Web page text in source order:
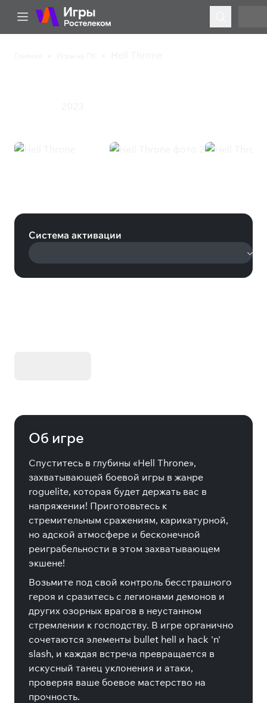
Система активации
Об игре
Спуститесь в глубины «Hell Throne»,
захватывающей боевой игры в жанре
roguelite, которая будет держать вас в
напряжении! Приготовьтесь к
стремительным сражениям, карикатурной,
но адской атмосфере и бесконечной
реиграбельности в этом захватывающем
экшене!
Возьмите под свой контроль бесстрашного
героя и сразитесь с легионами демонов и
других озорных врагов в неустанном
стремлении к господству. В игре органично
сочетаются элементы bullet hell и hack 'n'
slash, и каждая встреча превращается в
искусный танец уклонения и атаки,
проверяя ваше боевое мастерство на
прочность.